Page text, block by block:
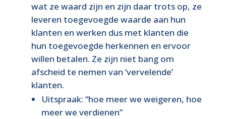
wat ze waard zijn en zijn daar trots op, ze
leveren toegevoegde waarde aan hun
klanten en werken dus met klanten die
hun toegevoegde herkennen en ervoor
willen betalen. Ze zijn niet bang om
afscheid te nemen van ‘vervelende’
klanten.
Uitspraak: “hoe meer we weigeren, hoe
meer we verdienen”